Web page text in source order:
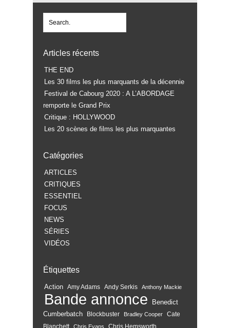
Articles récents
THE END
Les 30 films les plus marquants de la décennie
Festival de Cabourg 2020 : A L’ABORDAGE
remporte le Grand Prix
Critique : HOLLYWOOD
Les 20 scènes de films les plus marquantes
Catégories
ARTICLES
CRITIQUES
ESSENTIEL
FOCUS
NEWS
SÉRIES
VIDÉOS
Étiquettes
Action Amy Adams Andy Serkis Anthony Mackie
Bande annonce
Benedict
Cumberbatch
Blockbuster Bradley Cooper
Cate
Chris Evans